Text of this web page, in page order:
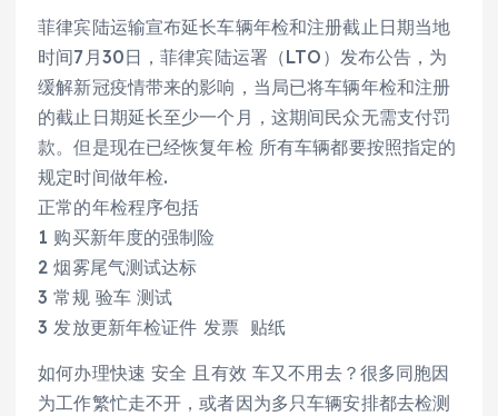
菲律宾陆运输宣布延长车辆年检和注册截止日期当地
时间7月30日，菲律宾陆运署（LTO）发布公告，为
缓解新冠疫情带来的影响，当局已将车辆年检和注册
的截止日期延长至少一个月，这期间民众无需支付罚
款。但是现在已经恢复年检 所有车辆都要按照指定的
规定时间做年检.
正常的年检程序包括
1 购买新年度的强制险
2 烟雾尾气测试达标
3 常规 验车 测试
3 发放更新年检证件 发票 贴纸
如何办理快速 安全 且有效 车又不用去？很多同胞因
为工作繁忙走不开，或者因为多只车辆安排都去检测